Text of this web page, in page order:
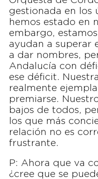
gestionada en los
hemos estado en
embargo,
ayudan a superar
a dar nombres,
Andalucía con
ese déficit.
realmente
premiarse.
bajos de todos,
los que más
relación no es
frustrante.
P: Ahora que va
¿cree que se